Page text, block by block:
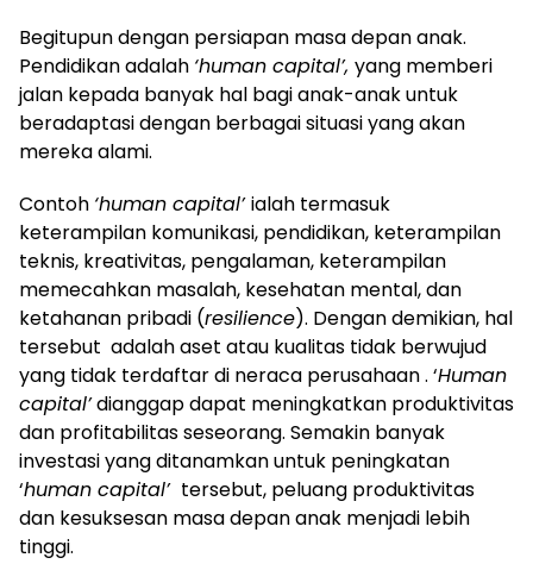
Begitupun dengan persiapan masa depan anak.
Pendidikan adalah ‘human capital’, yang memberi
jalan kepada banyak hal bagi anak-anak untuk
beradaptasi dengan berbagai situasi yang akan
mereka alami.
Contoh ‘human capital’ialah termasuk
keterampilan komunikasi, pendidikan, keterampilan
teknis, kreativitas, pengalaman, keterampilan
memecahkan masalah, kesehatan mental, dan
ketahanan pribadi (resilience). Dengan demikian, hal
tersebut adalah aset atau kualitas tidak berwujud
yang tidak terdaftar di neraca perusahaan . ‘Human
capital’dianggap dapat meningkatkan produktivitas
dan profitabilitas seseorang. Semakin banyak
investasi yang ditanamkan untuk peningkatan
‘human capital’ tersebut, peluang produktivitas
dan kesuksesan masa depan anak menjadi lebih
tinggi.